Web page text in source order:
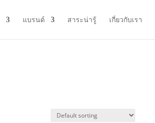
แบรนด์ สาระน่ารู้ เกี่ยวกับเรา